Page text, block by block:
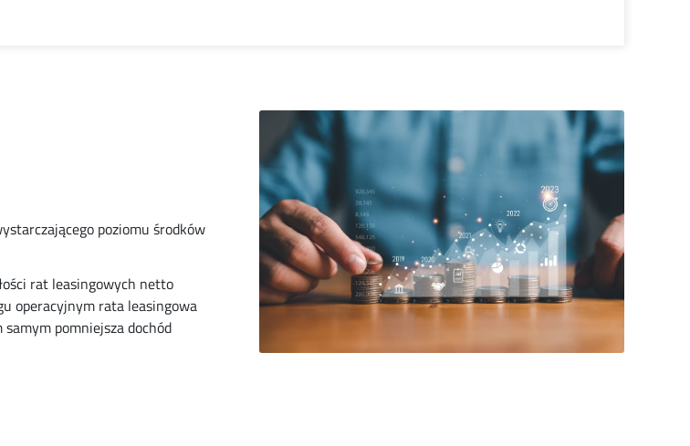
poziomu środków
rat leasingowych netto
operacyjnym rata leasingowa
pomniejsza dochód